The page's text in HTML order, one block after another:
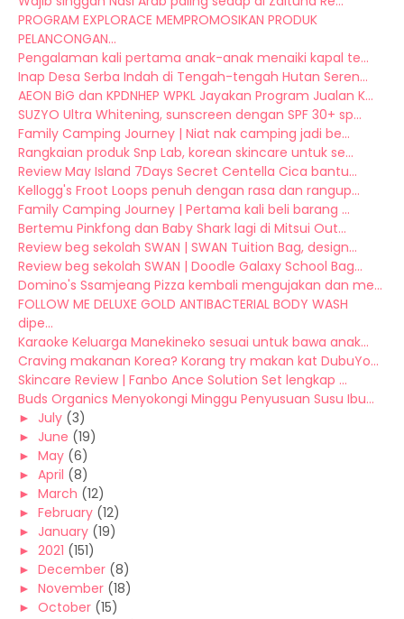
PROGRAM EXPLORACE MEMPROMOSIKAN PRODUK
PELANCONGAN...
Pengalaman kali pertama anak-anak menaiki kapal te...
Inap Desa Serba Indah di Tengah-tengah Hutan Seren...
AEON BiG dan KPDNHEP WPKL Jayakan Program Jualan K...
SUZYO Ultra Whitening, sunscreen dengan SPF 30+ sp...
Family Camping Journey | Niat nak camping jadi be...
Rangkaian produk Snp Lab, korean skincare untuk se...
Review May Island 7Days Secret Centella Cica bantu...
Kellogg's Froot Loops penuh dengan rasa dan rangup...
Family Camping Journey | Pertama kali beli barang ...
Bertemu Pinkfong dan Baby Shark lagi di Mitsui Out...
Review beg sekolah SWAN | SWAN Tuition Bag, design...
Review beg sekolah SWAN | Doodle Galaxy School Bag...
Domino's Ssamjeang Pizza kembali mengujakan dan me...
FOLLOW ME DELUXE GOLD ANTIBACTERIAL BODY WASH
dipe...
Karaoke Keluarga Manekineko sesuai untuk bawa anak...
Craving makanan Korea? Korang try makan kat DubuYo...
Skincare Review | Fanbo Ance Solution Set lengkap ...
Buds Organics Menyokongi Minggu Penyusuan Susu Ibu...
► July (3)
► June (19)
► May (6)
► April (8)
► March (12)
► February (12)
► January (19)
► 2021 (151)
► December (8)
► November (18)
► October (15)